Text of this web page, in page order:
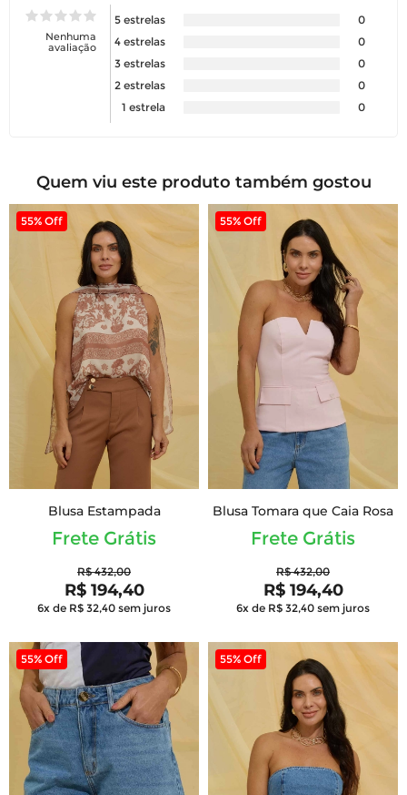
Nenhuma
avaliação
5 estrelas
0
4 estrelas
0
3 estrelas
0
2 estrelas
0
1 estrela
0
Quem viu este produto também gostou
55% Off
Blusa Estampada
Frete Grátis
R$ 432,00
R$ 194,40
6x de R$ 32,40 sem juros
55% Off
Blusa Tomara que Caia Rosa
Frete Grátis
R$ 432,00
R$ 194,40
6x de R$ 32,40 sem juros
55% Off 55% Off